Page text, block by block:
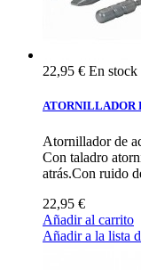
22,95 € En stock
ATORNILLADOR
Atornillador de
Con taladro
atrás.Con ruido
22,95 €
Añadir al carrito
Añadir a la lista